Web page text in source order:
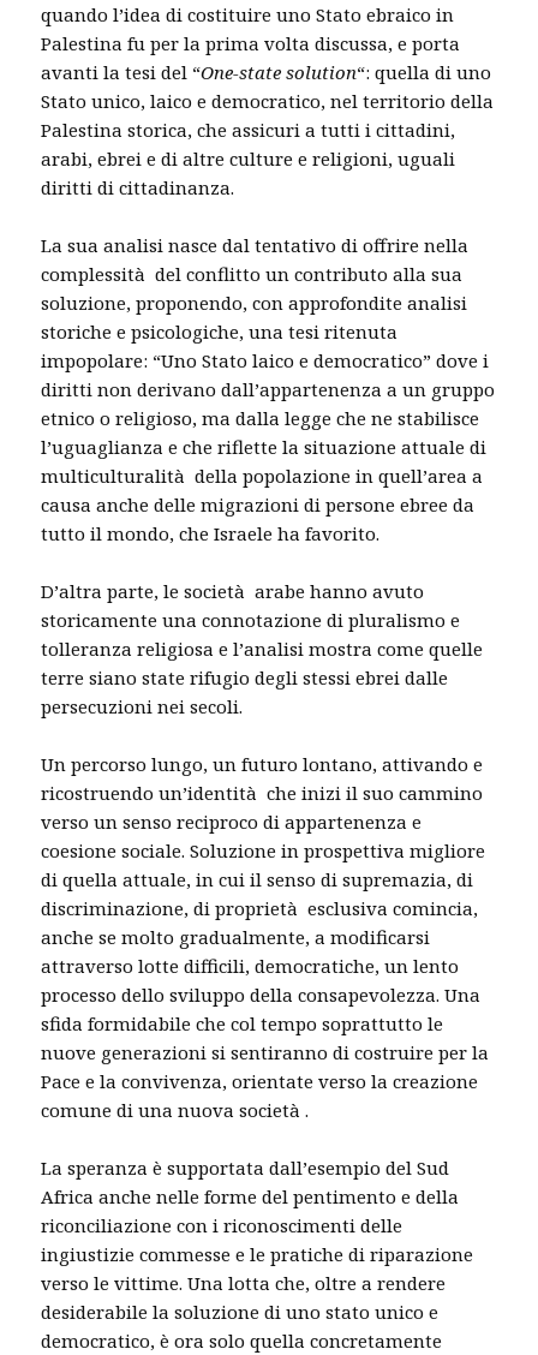
quando l’idea di costituire uno Stato ebraico in
Palestina fu per la prima volta discussa, e porta
avanti la tesi del “One-state solution“: quella di uno
Stato unico, laico e democratico, nel territorio della
Palestina storica, che assicuri a tutti i cittadini,
arabi, ebrei e di altre culture e religioni, uguali
diritti di cittadinanza.
La sua analisi nasce dal tentativo di offrire nella
complessità del conflitto un contributo alla sua
soluzione, proponendo, con approfondite analisi
storiche e psicologiche, una tesi ritenuta
impopolare: “Uno Stato laico e democratico” dove i
diritti non derivano dall’appartenenza a un gruppo
etnico o religioso, ma dalla legge che ne stabilisce
l’uguaglianza e che riflette la situazione attuale di
multiculturalità della popolazione in quell’area a
causa anche delle migrazioni di persone ebree da
tutto il mondo, che Israele ha favorito.
D’altra parte, le società arabe hanno avuto
storicamente una connotazione di pluralismo e
tolleranza religiosa e l’analisi mostra come quelle
terre siano state rifugio degli stessi ebrei dalle
persecuzioni nei secoli.
Un percorso lungo, un futuro lontano, attivando e
ricostruendo un’identità che inizi il suo cammino
verso un senso reciproco di appartenenza e
coesione sociale. Soluzione in prospettiva migliore
di quella attuale, in cui il senso di supremazia, di
discriminazione, di proprietà esclusiva comincia,
anche se molto gradualmente, a modificarsi
attraverso lotte difficili, democratiche, un lento
processo dello sviluppo della consapevolezza. Una
sfida formidabile che col tempo soprattutto le
nuove generazioni si sentiranno di costruire per la
Pace e la convivenza, orientate verso la creazione
comune di una nuova società .
La speranza è supportata dall’esempio del Sud
Africa anche nelle forme del pentimento e della
riconciliazione con i riconoscimenti delle
ingiustizie commesse e le pratiche di riparazione
verso le vittime. Una lotta che, oltre a rendere
desiderabile la soluzione di uno stato unico e
democratico, è ora solo quella concretamente